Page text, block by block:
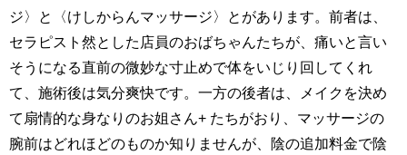
ジ〉と〈けしからんマッサージ〉とがあります。前者は、
セラピスト然とした店員のおばちゃんたちが、痛いと言い
そうになる直前の微妙な寸止めで体をいじり回してくれ
て、施術後は気分爽快です。一方の後者は、メイクを決め
て扇情的な身なりのお姐さん+ たちがおり、マッサージの
腕前はどれほどのものか知りませんが、陰の追加料金で陰